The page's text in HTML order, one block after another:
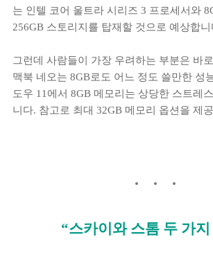
는 인텔 코어 울트라 시리즈 3 프로세서와
256GB 스토리지를 탑재할 것으로 예상합니
그런데 사람들이 가장 우려하는 부분은 바
맥북 네오는 8GB로도 어느 정도 쓸만한 성
도우 11에서 8GB 메모리는 상당한 스트레
니다. 참고로 최대 32GB 메모리 옵션을 제
“스카이와 스톰 두 가